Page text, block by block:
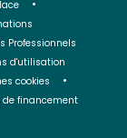
Professionnels
d'utilisation
cookies
financement